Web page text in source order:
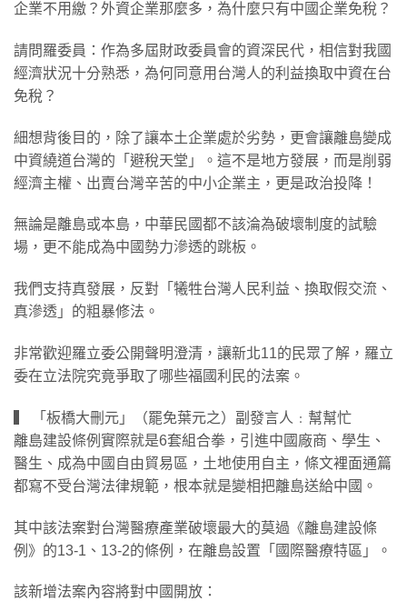
企業不用繳？外資企業那麼多，為什麼只有中國企業免稅？
​請問羅委員：作為多屆財政委員會的資深民代，相信對我國
經濟狀況十分熟悉，為何同意用台灣人的利益換取中資在台
免稅？
​細想背後目的，除了讓本土企業處於劣勢，更會讓離島變成
中資繞道台灣的「避稅天堂」。這不是地方發展，而是削弱
經濟主權、出賣台灣辛苦的中小企業主，更是政治投降！
​無論是離島或本島，中華民國都不該淪為破壞制度的試驗
場，更不能成為中國勢力滲透的跳板。
​我們支持真發展，反對「犧牲台灣人民利益、換取假交流、
真滲透」的粗暴修法。
​非常歡迎羅立委公開聲明澄清，讓新北11的民眾了解，羅立
委在立法院究竟爭取了哪些福國利民的法案。
​▍ 「板橋大刪元」（罷免葉元之）副發言人﹕幫幫忙
離島建設條例實際就是6套組合拳，引進中國廠商、學生、
醫生、成為中國自由貿易區，土地使用自主，條文裡面通篇
都寫不受台灣法律規範，根本就是變相把離島送給中國。
​其中該法案對台灣醫療產業破壞最大的莫過《離島建設條
例》的13-1、13-2的條例，在離島設置「國際醫療特區」。
該新增法案內容將對中國開放：